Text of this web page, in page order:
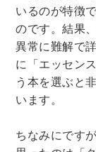
いるのが特徴
のです。結果
異常に難解で
に「エッセン
う本を選ぶと
います。
ちなみにです